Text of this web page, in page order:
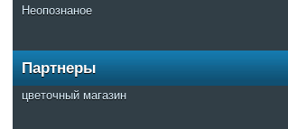
Неопознаное
Партнеры
цветочный магазин